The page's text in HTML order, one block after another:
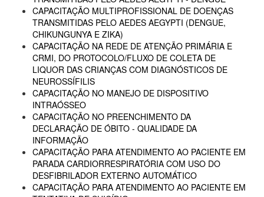
CAPACITAÇÃO MULTIPROFISSIONAL DE DOENÇAS
TRANSMITIDAS PELO AEDES AEGYPTI (DENGUE,
CHIKUNGUNYA E ZIKA)
CAPACITAÇÃO NA REDE DE ATENÇÃO PRIMÁRIA E
CRMI, DO PROTOCOLO/FLUXO DE COLETA DE
LIQUOR DAS CRIANÇAS COM DIAGNÓSTICOS DE
NEUROSSÍFILIS
CAPACITAÇÃO NO MANEJO DE DISPOSITIVO
INTRAÓSSEO
CAPACITAÇÃO NO PREENCHIMENTO DA
DECLARAÇÃO DE ÓBITO - QUALIDADE DA
INFORMAÇÃO
CAPACITAÇÃO PARA ATENDIMENTO AO PACIENTE EM
PARADA CARDIORRESPIRATÓRIA COM USO DO
DESFIBRILADOR EXTERNO AUTOMÁTICO
CAPACITAÇÃO PARA ATENDIMENTO AO PACIENTE EM